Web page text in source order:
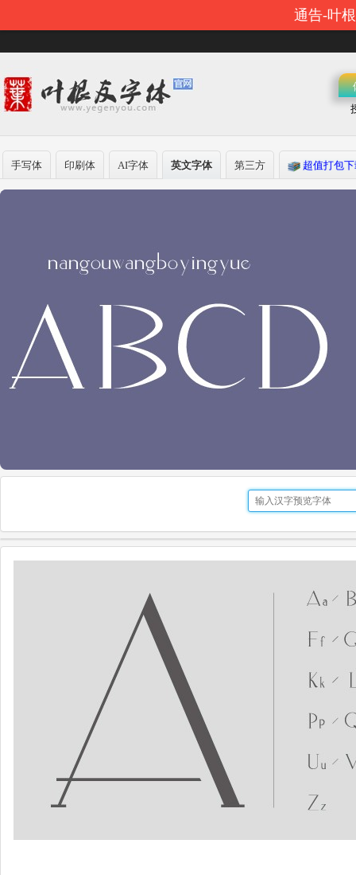
通告-叶
手写体 印刷体 AI字体 英文字体 第三方 超值打包